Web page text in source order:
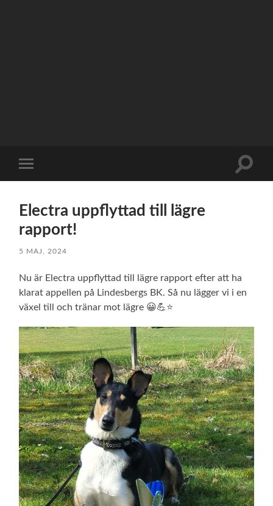
på/av
Slå
Electra uppflyttad till lägre
rapport!
5 MAJ, 2024
Nu är Electra uppflyttad till lägre rapport efter att ha
klarat appellen på Lindesbergs BK. Så nu lägger vi i en
växel till och tränar mot lägre 😀💪⭐